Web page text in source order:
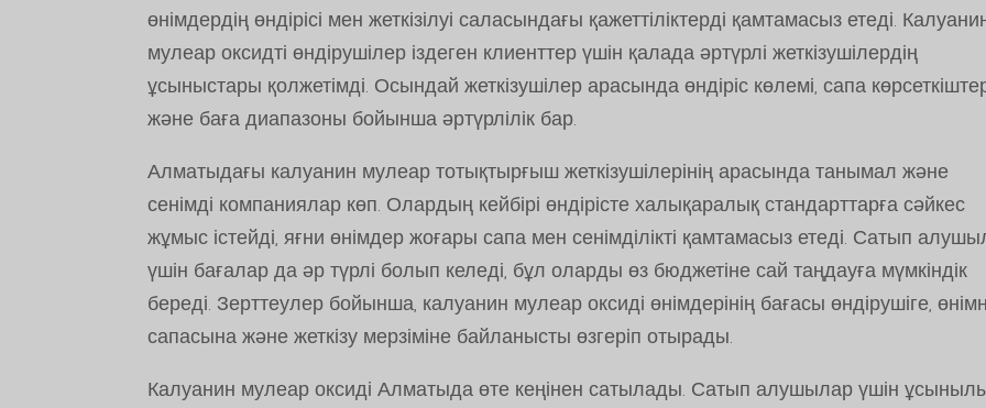
өнімдердің өндірісі мен жеткізілуі саласындағы қажеттіліктерді қамтамасыз етеді.
мулеар оксидті өндірушілер іздеген клиенттер үшін қалада әртүрлі жеткізушілердің
ұсыныстары қолжетімді. Осындай жеткізушілер арасында өндіріс көлемі, сапа
және баға диапазоны бойынша әртүрлілік бар.
Алматыдағы калуанин мулеар тотықтырғыш жеткізушілерінің арасында танымал және
сенімді компаниялар көп. Олардың кейбірі өндірісте халықаралық стандарттарға сәйкес
жұмыс істейді, яғни өнімдер жоғары сапа мен сенімділікті қамтамасыз етеді. Сатып
үшін бағалар да әр түрлі болып келеді, бұл оларды өз бюджетіне сай таңдауға мүмкіндік
береді. Зерттеулер бойынша, калуанин мулеар оксиді өнімдерінің бағасы өндірушіге,
сапасына және жеткізу мерзіміне байланысты өзгеріп отырады.
Калуанин мулеар оксиді Алматыда өте кеңінен сатылады. Сатып алушылар үшін